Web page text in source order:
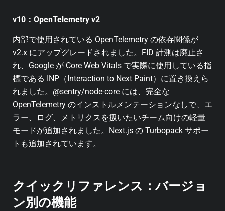
v10：OpenTelemetry v2
内部で使用されている OpenTelemetry の依存関係が
v2.x にアップグレードされました。FID 計測は廃止さ
れ、Google が Core Web Vitals で実際に使用している指
標である INP（Interaction to Next Paint）に置き換えら
れました。@sentry/node-core には、完全な
OpenTelemetry のインストルメンテーションなしで、エ
ラー、ログ、メトリクスを扱いたいチーム向けの軽量
モードが追加されました。Next.js の Turbopack サポー
トも追加されています。
クイックリファレンス：バージョ
ン別の機能